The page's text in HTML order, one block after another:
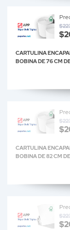
CARTULINA
BOBINA DE 76 CM
CARTULINA
BOBINA DE 82 CM